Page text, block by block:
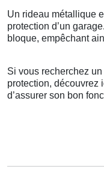
Un rideau métallique
protection d’un
bloque, empêchant
Si vous recherchez
protection, découvrez
d’assurer son bon